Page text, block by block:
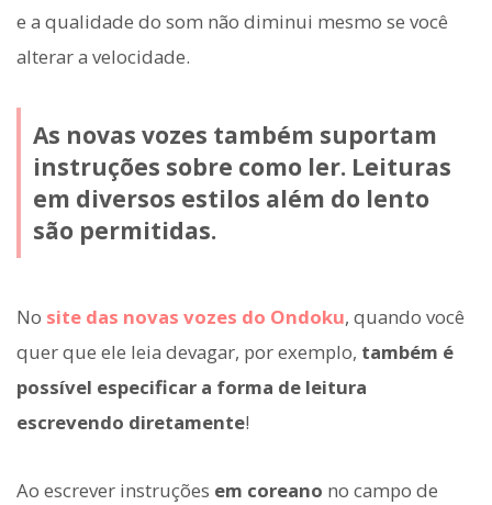
e a qualidade do som não diminui mesmo se você
alterar a velocidade.
As novas vozes também suportam
instruções sobre como ler. Leituras
em diversos estilos além do lento
são permitidas.
No site das novas vozes do Ondoku, quando você
quer que ele leia devagar, por exemplo, também é
possível especificar a forma de leitura
escrevendo diretamente!
Ao escrever instruções em coreano no campo de